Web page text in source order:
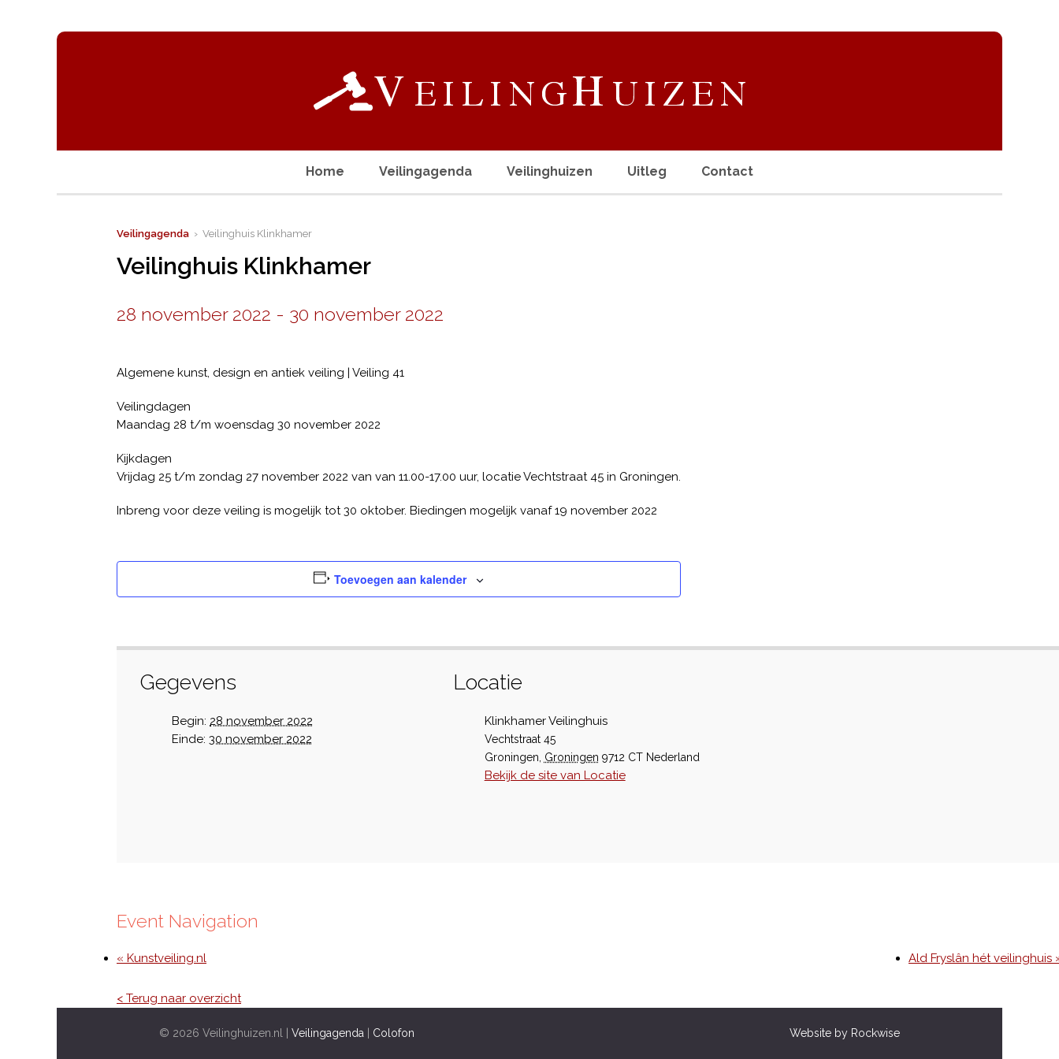
Home Veilingagenda Veilinghuizen Uitleg Contact
Veilingagenda › Veilinghuis Klinkhamer
Veilinghuis Klinkhamer
28 november 2022 - 30 november 2022
Algemene kunst, design en antiek veiling | Veiling 41
Veilingdagen
Maandag 28 t/m woensdag 30 november 2022
Kijkdagen
Vrijdag 25 t/m zondag 27 november 2022 van van 11.00-17.00 uur, locatie Vechtstraat 45 in Groningen.
Inbreng voor deze veiling is mogelijk tot 30 oktober. Biedingen mogelijk vanaf 19 november 2022
Toevoegen aan kalender
Gegevens
Begin: 28 november 2022
Einde: 30 november 2022
Locatie
Klinkhamer Veilinghuis
Vechtstraat 45
Groningen Groningen 9712 CT Nederland
Bekijk de site van Locatie
Event Navigation
« Kunstveiling.nl Ald Fryslân hét veilinghuis
< Terug naar overzicht
© 2026 Veilinghuizen.nl | Veilingagenda Colofon Website by Rockwise